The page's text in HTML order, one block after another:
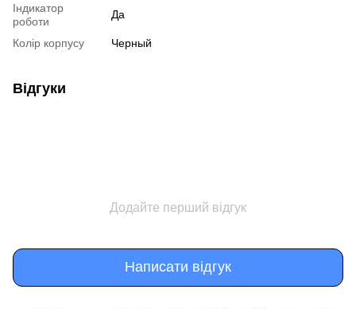
Індикатор
роботи
Да
Колір корпусу Черный
Відгуки
Додайте перший відгук
Написати відгук